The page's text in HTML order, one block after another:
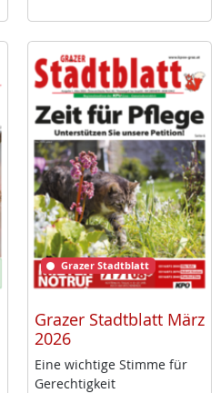
Grazer Stadtblatt
Grazer Stadtblatt März
2026
Ei­ne wich­ti­ge Stim­me für
Ge­rech­tig­keit